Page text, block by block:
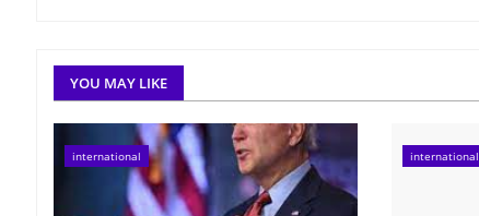
YOU MAY LIKE
international international